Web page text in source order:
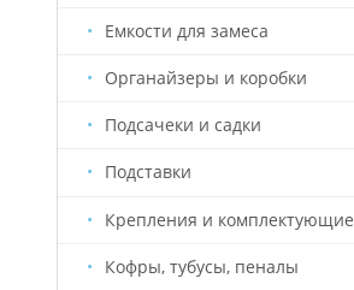
Емкости для замеса
Органайзеры и коробки
Подсачеки и садки
Подставки
Крепления и комплектующие
Кофры, тубусы, пеналы